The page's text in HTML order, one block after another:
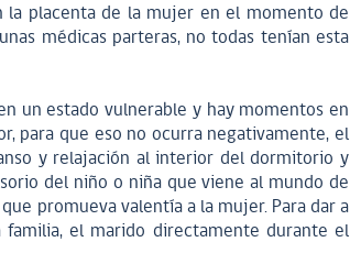
placenta de la mujer en el momento de
médicas parteras, no todas tenían esta
un estado vulnerable y hay momentos en
para que eso no ocurra negativamente, el
y relajación al interior del dormitorio y
del niño o niña que viene al mundo de
promueva valentía a la mujer. Para dar a
el marido directamente durante el